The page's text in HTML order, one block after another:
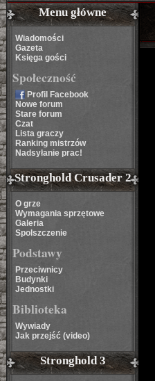
Menu główne
Wiadomości
Gazeta
Księga gości
Społeczność
Profil Facebook
Nowe forum
Stare forum
Czat
Lista graczy
Ranking mistrzów
Nadsyłanie prac!
Stronghold Crusader 2
O grze
Wymagania sprzętowe
Galeria
Spolszczenie
Podstawy
Przeciwnicy
Budynki
Jednostki
Biblioteka
Wywiady
Jak przejść (video)
Stronghold 3